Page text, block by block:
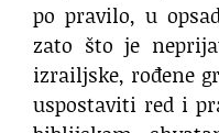
po pravilo, u
zato što je
izrailjske, rođene
uspostaviti red i